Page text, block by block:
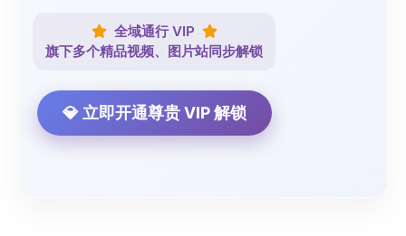
全域通行 VIP
旗下多个精品视频、图片站同步解锁
💎 立即开通尊贵 VIP 解锁